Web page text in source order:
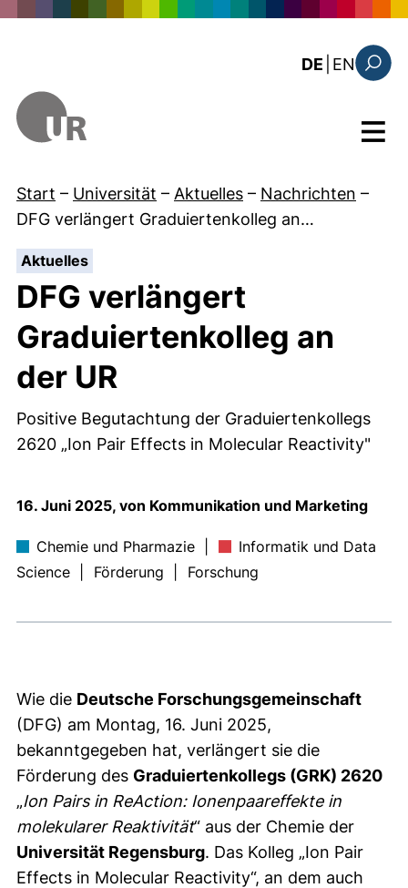
DE EN: this
Menü
Start – Universität – Aktuelles – Nachrichten –
DFG verlängert Graduiertenkolleg an…
Aktuelles:
DFG verlängert
Graduiertenkolleg an
der UR
Positive Begutachtung der Graduiertenkollegs
2620 „Ion Pair Effects in Molecular Reactivity"
16. Juni 2025, von Kommunikation und Marketing
Chemie und Pharmazie
Informatik und Data
Science
Förderung Forschung
Wie die Deutsche Forschungsgemeinschaft
(DFG) am Montag, 16. Juni 2025,
bekanntgegeben hat, verlängert sie die
Förderung des Graduiertenkollegs (GRK) 2620
„Ion Pairs in ReAction: Ionenpaareffekte in
molekularer Reaktivität“ aus der Chemie der
Universität Regensburg. Das Kolleg „Ion Pair
Effects in Molecular Reactivity“, an dem auch